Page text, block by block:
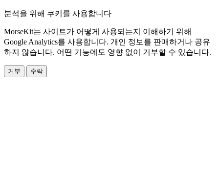
분석을 위해 쿠키를 사용합니다
MorseKit는 사이트가 어떻게 사용되는지 이해하기 위해
Google Analytics를 사용합니다. 개인 정보를 판매하거나 공유
하지 않습니다. 어떤 기능에도 영향 없이 거부할 수 있습니다.
거부 수락